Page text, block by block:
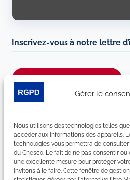
Gérer le
Nous utilisons des technologies telles
accéder aux informations des appareils.
technologies vous permettra de
du Cnesco. Le fait de ne pas consentir
une excellente mesure pour protéger
invitons à le faire. Cette fenêtre de
Inscrivez-vous à notre lettre
LinkedIn
YouTube
Facebook
Bluesky